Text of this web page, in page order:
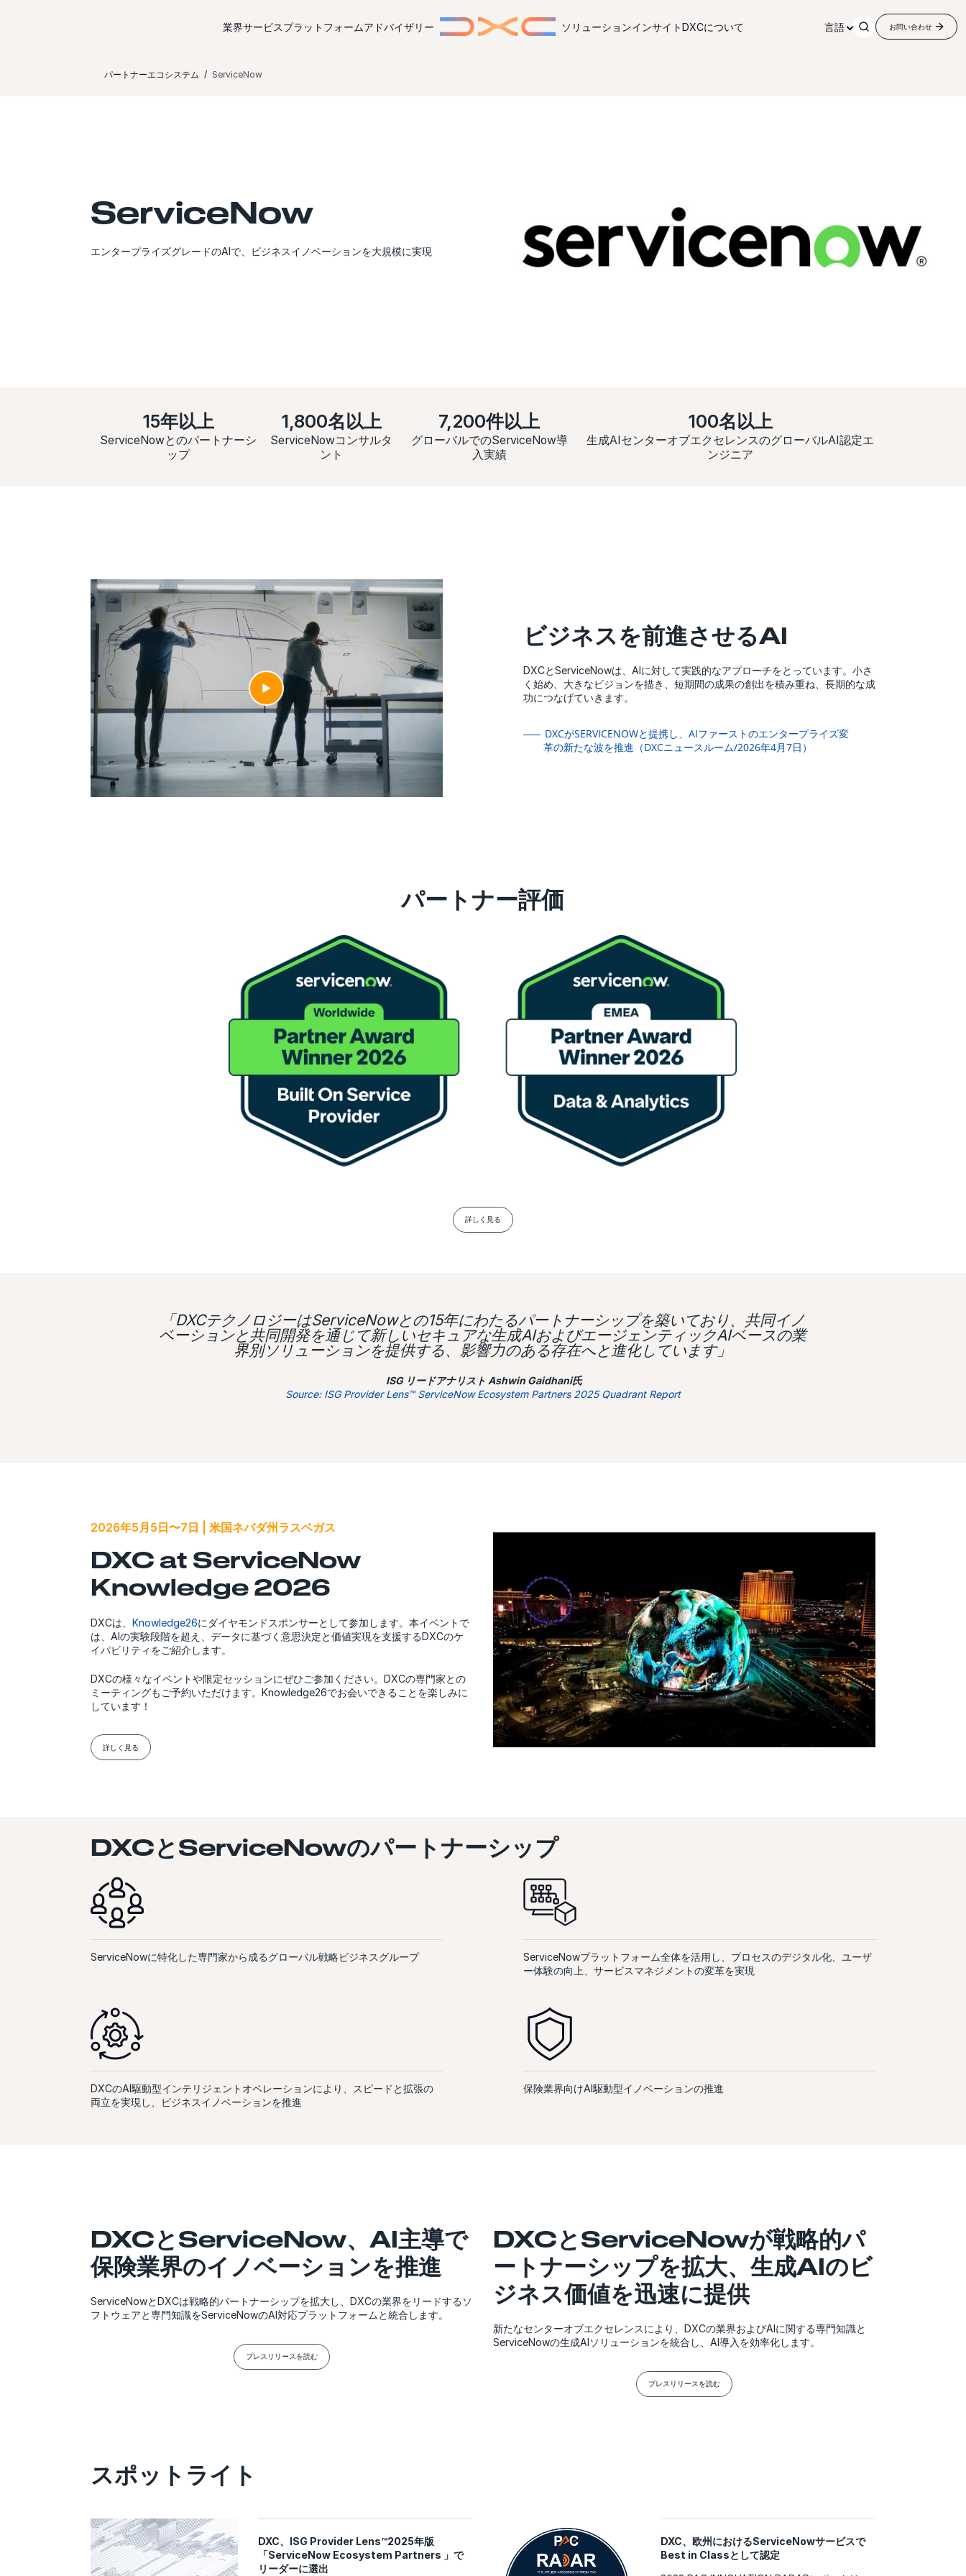
業界サービスプラットフォームアドバイザリー ソリューションインサイトDXCについて 言語 お問い合わせ
パートナーエコシステム ServiceNow
ServiceNow
エンタープライズグレードのAIで、ビジネスイノベーションを大規模に実現
15年以上
ServiceNowとのパートナーシ
ップ
1,800名以上
ServiceNowコンサルタ
ント
7,200件以上
グローバルでのServiceNow導
入実績
100名以上
生成AIセンターオブエクセレンスのグローバルAI認定エ
ンジニア
ビジネスを前進させるAI
DXCとServiceNowは、AIに対して実践的なアプローチをとっています。小さ
く始め、大きなビジョンを描き、短期間の成果の創出を積み重ね、長期的な成
功につなげていきます。
DXCがSERVICENOWと提携し、AIファーストのエンタープライズ変
革の新たな波を推進（DXCニュースルーム/2026年4月7日）
パートナー評価
詳しく見る
「DXCテクノロジーはServiceNowとの15年にわたるパートナーシップを築いており、共同イノ
ベーションと共同開発を通じて新しいセキュアな生成AIおよびエージェンティックAIベースの業
界別ソリューションを提供する、影響力のある存在へと進化しています」
ISG リードアナリスト Ashwin Gaidhani氏
Source: ISG Provider Lens™ ServiceNow Ecosystem Partners 2025 Quadrant Report
2026年5月5日〜7日 | 米国ネバダ州ラスベガス
DXC at ServiceNow
Knowledge 2026
DXCは、Knowledge26にダイヤモンドスポンサーとして参加します。本イベントで
は、AIの実験段階を超え、データに基づく意思決定と価値実現を支援するDXCのケ
イパビリティをご紹介します。
DXCの様々なイベントや限定セッションにぜひご参加ください。DXCの専門家との
ミーティングもご予約いただけます。Knowledge26でお会いできることを楽しみに
しています！
詳しく見る
DXCとServiceNowのパートナーシップ
ServiceNowに特化した専門家から成るグローバル戦略ビジネスグループ
ServiceNowプラットフォーム全体を活用し、プロセスのデジタル化、ユーザ
ー体験の向上、サービスマネジメントの変革を実現
DXCのAI駆動型インテリジェントオペレーションにより、スピードと拡張の
両立を実現し、ビジネスイノベーションを推進
保険業界向けAI駆動型イノベーションの推進
DXCとServiceNow、AI主導で
保険業界のイノベーションを推進
ServiceNowとDXCは戦略的パートナーシップを拡大し、DXCの業界をリードするソ
フトウェアと専門知識をServiceNowのAI対応プラットフォームと統合します。
プレスリリースを読む
DXCとServiceNowが戦略的パ
ートナーシップを拡大、生成AIのビ
ジネス価値を迅速に提供
新たなセンターオブエクセレンスにより、DXCの業界およびAIに関する専門知識と
ServiceNowの生成AIソリューションを統合し、AI導入を効率化します。
プレスリリースを読む
スポットライト
DXC、ISG Provider Lens™2025年版
「ServiceNow Ecosystem Partners 」で
リーダーに選出
DXC、欧州におけるServiceNowサービスで
Best in Classとして認定